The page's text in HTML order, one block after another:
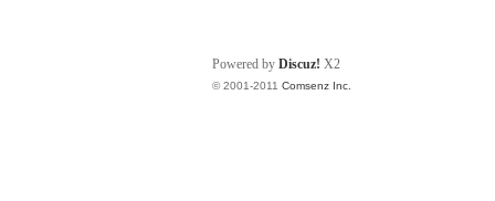
Powered by Discuz! X2
© 2001-2011 Comsenz Inc.